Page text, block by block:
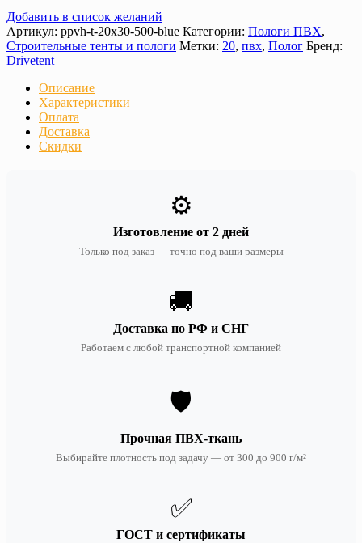
Добавить в список желаний
Артикул: ppvh-t-20х30-500-blue Категории: Пологи ПВХ,
Строительные тенты и пологи Метки: 20, пвх, Полог Бренд:
Drivetent
Описание
Характеристики
Оплата
Доставка
Скидки
⚙️
Изготовление от 2 дней
Только под заказ — точно под ваши размеры
🚚
Доставка по РФ и СНГ
Работаем с любой транспортной компанией
🛡️
Прочная ПВХ-ткань
Выбирайте плотность под задачу — от 300 до 900 г/м²
✅
ГОСТ и сертификаты